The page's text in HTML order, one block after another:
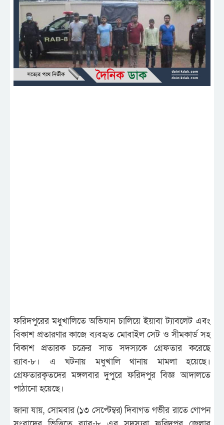
ফরিদপুরের মধুখালিতে অভিযান চালিয়ে ইয়াবা ট্যাবলেট এবং
বিকাশ প্রতারণার কাজে ব্যবহৃত মোবাইল সেট ও সীমকার্ড সহ
বিকাশ প্রতারক চক্রের সাত সদস্যকে গ্রেফতার করেছে
র‍্যাব-৮। এ ঘটনায় মধুখালি থানায় মামলা হয়েছে।
গ্রেফতারকৃতদের মঙ্গলবার দুপুরে ফরিদপুর বিজ্ঞ আদালতে
পাঠানো হয়েছে।
জানা যায়, সোমবার (১৩ সেপ্টেম্বর) দিবাগত গভীর রাতে গোপন